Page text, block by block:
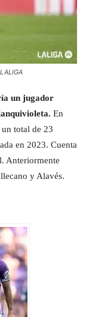
un jugador
En
total de 23
en 2023. Cuenta
Anteriormente
y Alavés.